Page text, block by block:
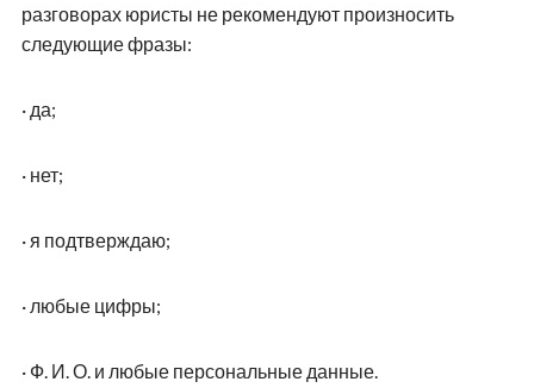
разговорах юристы не рекомендуют произносить
следующие фразы:
· да;
· нет;
· я подтверждаю;
· любые цифры;
· Ф. И. О. и любые персональные данные.